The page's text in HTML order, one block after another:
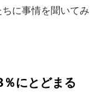
に事情を聞いてみ
にとどまる